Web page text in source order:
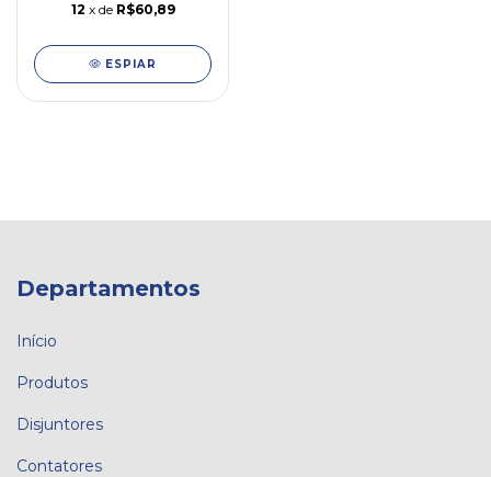
12 x de R$60,89
ESPIAR
Departamentos
Início
Produtos
Disjuntores
Contatores